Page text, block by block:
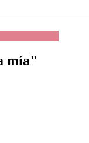
mía"